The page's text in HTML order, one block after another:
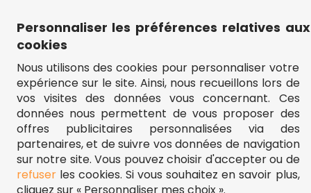
Format du puzzle
Format des Pièces
Personnaliser les préférences relatives aux
cookies
Nous utilisons des cookies pour personnaliser votre
expérience sur le site. Ainsi, nous recueillons lors de
vos visites des données vous concernant. Ces
données nous permettent de vous proposer des
offres publicitaires personnalisées via des
partenaires, et de suivre vos données de navigation
sur notre site. Vous pouvez choisir d'accepter ou de
refuserles cookies. Si vous souhaitez en savoir plus,